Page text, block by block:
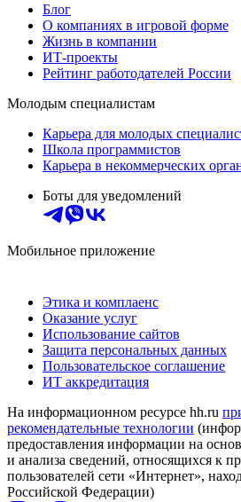
Блог
О компаниях в игровой форме
Жизнь в компании
ИТ-проекты
Рейтинг работодателей России
Молодым специалистам
Карьера для молодых
Школа программистов
Карьера в некоммерческих
Боты для уведомлений
Мобильное приложение
Этика и комплаенс
Оказание услуг
Использование сайтов
Защита персональных данных
Пользовательское соглашение
ИТ аккредитация
На информационном ресурсе hh.ru
рекомендательные технологии
предоставления информации на
и анализа сведений, относящихся к
пользователей сети «Интернет»,
Российской Федерации)